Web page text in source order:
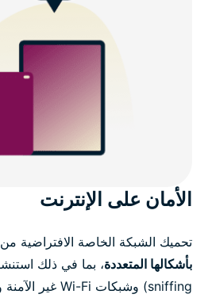
الأمان على الإنترنت
تحميك الشبكة الخاصة الافتراضية من
بأشكالها المتعددة